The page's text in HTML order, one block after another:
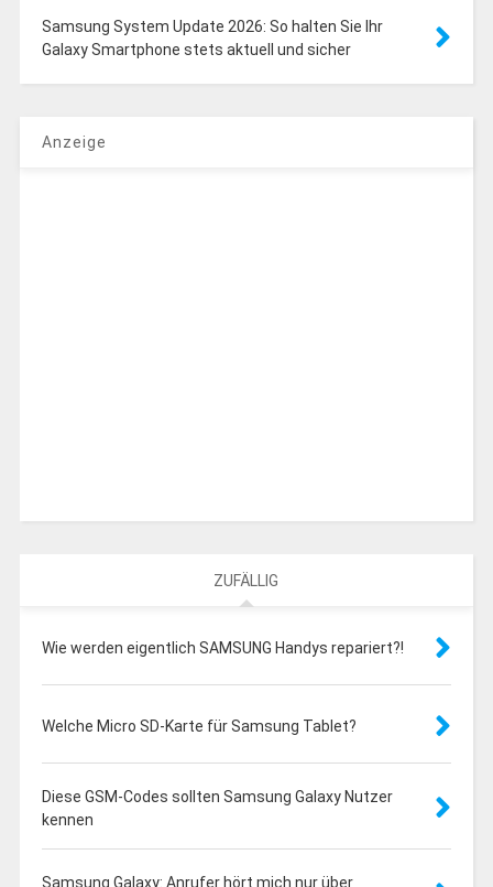
Samsung System Update 2026: So halten Sie Ihr
Galaxy Smartphone stets aktuell und sicher
Anzeige
ZUFÄLLIG
Wie werden eigentlich SAMSUNG Handys repariert?!
Welche Micro SD-Karte für Samsung Tablet?
Diese GSM-Codes sollten Samsung Galaxy Nutzer
kennen
Samsung Galaxy: Anrufer hört mich nur über